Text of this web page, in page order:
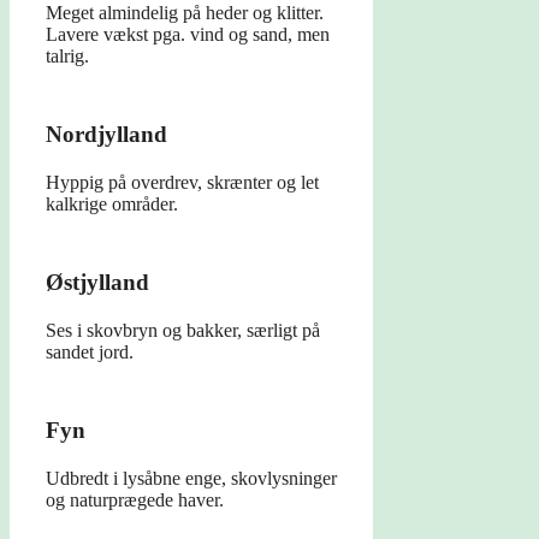
Meget almindelig på heder og klitter.
Lavere vækst pga. vind og sand, men
talrig.
Nordjylland
Hyppig på overdrev, skrænter og let
kalkrige områder.
Østjylland
Ses i skovbryn og bakker, særligt på
sandet jord.
Fyn
Udbredt i lysåbne enge, skovlysninger
og naturprægede haver.